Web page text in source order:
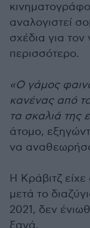
αναλογιστεί
σχέδια για
περισσότερο.
«Ο γάμος
κανένας από
τα σκαλιά της
άτομο,
να
Η Κράβιτζ
μετά το
2021, δεν
ξανά.